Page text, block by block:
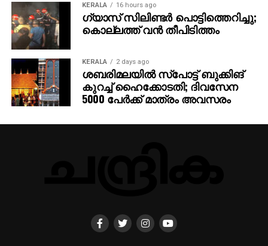
KERALA 16 hours ago
ഗ്യാസ് സിലിണ്ടര്‍ പൊട്ടിത്തെറിച്ചു;
കൊല്ലത്ത് വന്‍ തീപിടിത്തം
KERALA 2 days ago
ശബരിമലയില്‍ സ്‌പോട്ട് ബുക്കിങ്
കുറച്ച് ഹൈക്കോടതി; ദിവസേന
5000 പേര്‍ക്ക് മാത്രം അവസരം